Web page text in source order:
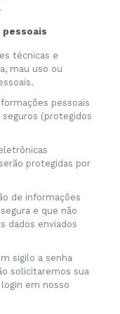
pessoais
técnicas e
mau uso ou
pessoais
(protegidos
protegidas por
de informações
e que não
dados enviados
sigilo a senha
solicitaremos sua
em nosso